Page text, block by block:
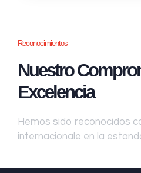
Reconocimientos
Nuestro
Excelencia
Hemos sido reconocidos
internacionale en la